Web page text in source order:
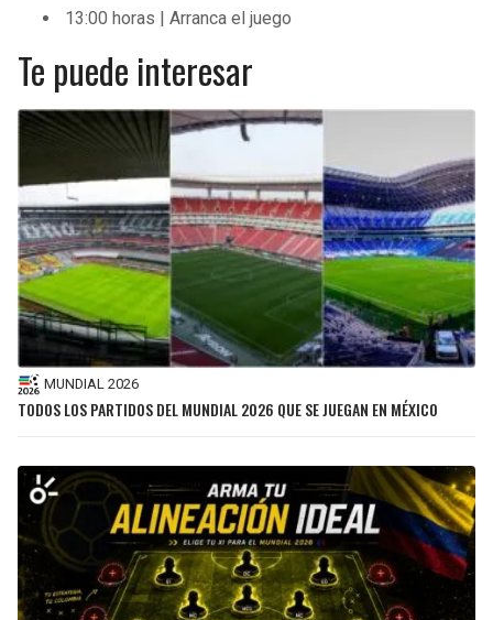
13:00 horas | Arranca el juego
Te puede interesar
MUNDIAL 2026
TODOS LOS PARTIDOS DEL MUNDIAL 2026 QUE SE JUEGAN EN MÉXICO